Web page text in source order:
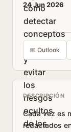
24 Jun 2026
📅 Outlook
DESCRIPCIÓN
Cada vez es
redactados